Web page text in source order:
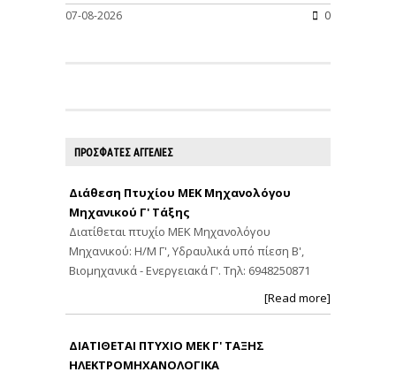
07-08-2026 0
ΠΡΟΣΦΑΤΕΣ ΑΓΓΕΛΙΕΣ
Διάθεση Πτυχίου ΜΕΚ Μηχανολόγου
Μηχανικού Γ' Τάξης
Διατίθεται πτυχίο ΜΕΚ Μηχανολόγου
Μηχανικού: Η/Μ Γ', Υδραυλικά υπό πίεση Β',
Βιομηχανικά - Ενεργειακά Γ'. Τηλ: 6948250871
[Read more]
ΔΙΑΤΙΘΕΤΑΙ ΠΤΥΧΙΟ ΜΕΚ Γ' ΤΑΞΗΣ
ΗΛΕΚΤΡΟΜΗΧΑΝΟΛΟΓΙΚΑ